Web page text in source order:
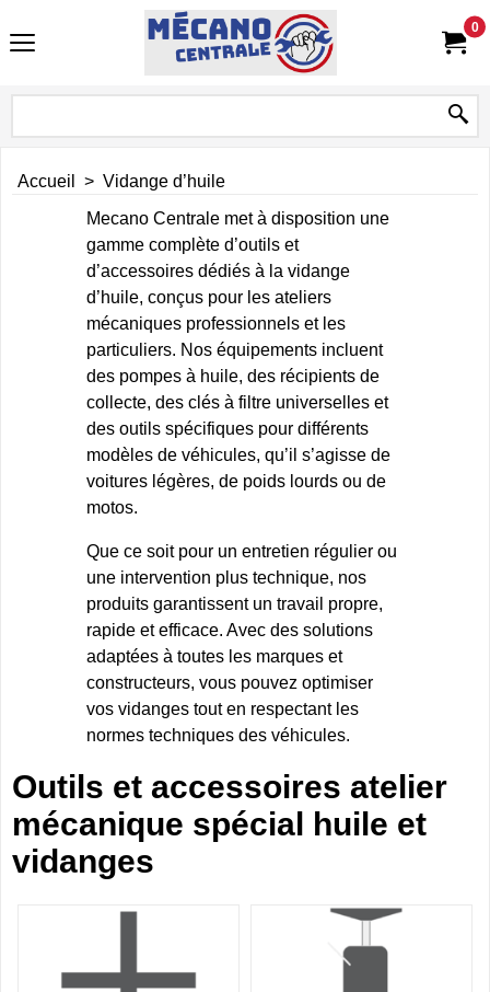
0
Accueil > Vidange d’huile
Mecano Centrale met à disposition une
gamme complète d’outils et
d’accessoires dédiés à la vidange
d’huile, conçus pour les ateliers
mécaniques professionnels et les
particuliers. Nos équipements incluent
des pompes à huile, des récipients de
collecte, des clés à filtre universelles et
des outils spécifiques pour différents
modèles de véhicules, qu’il s’agisse de
voitures légères, de poids lourds ou de
motos.
Que ce soit pour un entretien régulier ou
une intervention plus technique, nos
produits garantissent un travail propre,
rapide et efficace. Avec des solutions
adaptées à toutes les marques et
constructeurs, vous pouvez optimiser
vos vidanges tout en respectant les
normes techniques des véhicules.
Outils et accessoires atelier
mécanique spécial huile et
vidanges